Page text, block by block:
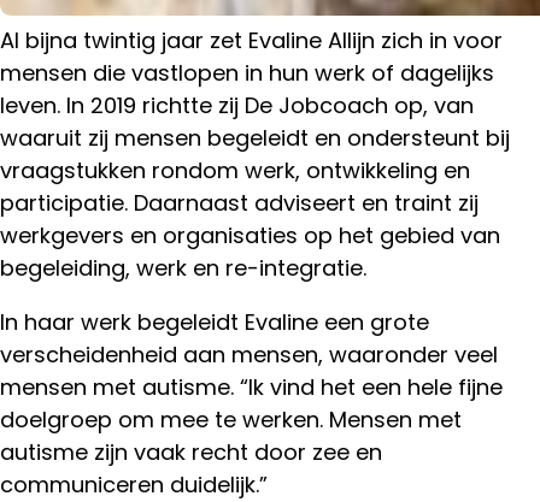
Al bijna twintig jaar zet Evaline Allijn zich in voor
mensen die vastlopen in hun werk of dagelijks
leven. In 2019 richtte zij De Jobcoach op, van
waaruit zij mensen begeleidt en ondersteunt bij
vraagstukken rondom werk, ontwikkeling en
participatie. Daarnaast adviseert en traint zij
werkgevers en organisaties op het gebied van
begeleiding, werk en re-integratie.
In haar werk begeleidt Evaline een grote
verscheidenheid aan mensen, waaronder veel
mensen met autisme. “Ik vind het een hele fijne
doelgroep om mee te werken. Mensen met
autisme zijn vaak recht door zee en
communiceren duidelijk.”